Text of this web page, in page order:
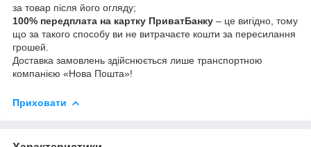
за товар після його огляду;
100% передплата на картку ПриватБанку – це вигідно, тому
що за такого способу ви не витрачаєте кошти за пересилання
грошей.
Доставка замовлень здійснюється лише транспортною
компанією «Нова Пошта»!
Приховати